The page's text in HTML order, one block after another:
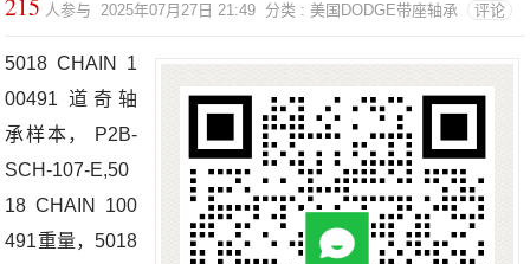
人参与 2025年07月27日 21:49 分类 : 美国DODGE带座轴承 评论
5018 CHAIN 1
00491 道奇轴
承样本， P2B-
SCH-107-E,50
18 CHAIN 100
491重量，5018